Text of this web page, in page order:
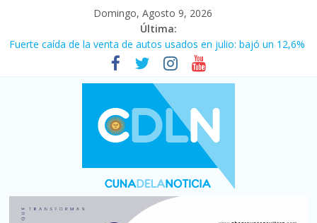
Domingo, Agosto 9, 2026
Última:
Fuerte caída de la venta de autos usados en julio: bajó un 12,6%
El agro argentino logró un récord histórico de exportaciones en
La morosidad alcanzó su nivel más alto en dos décadas y ya
afecta a 400 mil deudores en Santa Fe
Desde que asumió Milei cerraron 41.000 kioscos: el sector
Vacaciones de invierno con más movimiento y consumo
turístico: 4,6 millones de personas viajaron por el país, un 5,9%
más que en 2025